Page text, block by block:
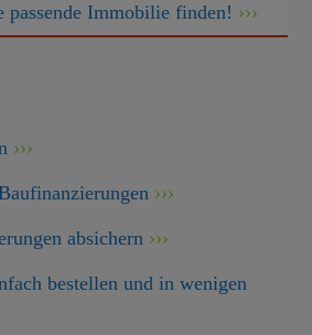
passende Immobilie finden!
absichern
bestellen und in wenigen